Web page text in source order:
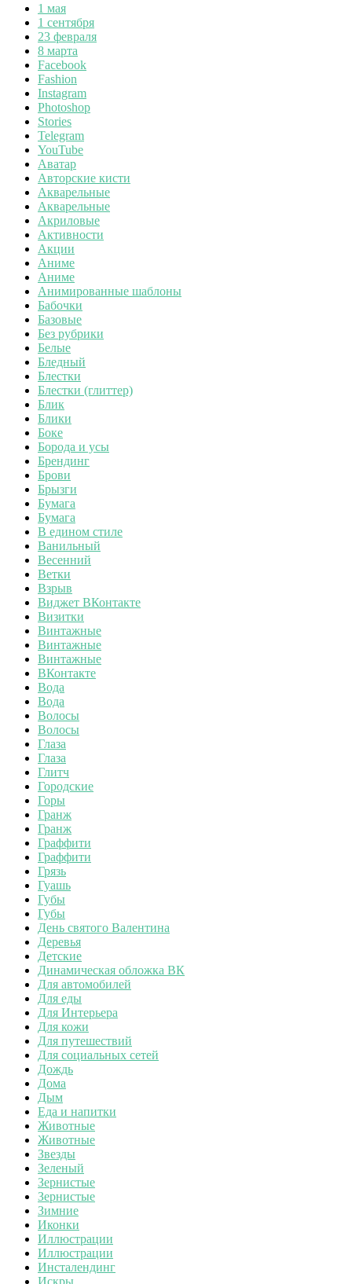
1 мая
1 сентября
23 февраля
8 марта
Facebook
Fashion
Instagram
Photoshop
Stories
Telegram
YouTube
Аватар
Авторские кисти
Акварельные
Акварельные
Акриловые
Активности
Акции
Аниме
Аниме
Анимированные шаблоны
Бабочки
Базовые
Без рубрики
Белые
Бледный
Блестки
Блестки (глиттер)
Блик
Блики
Боке
Борода и усы
Брендинг
Брови
Брызги
Бумага
Бумага
В едином стиле
Ванильный
Весенний
Ветки
Взрыв
Виджет ВКонтакте
Визитки
Винтажные
Винтажные
Винтажные
ВКонтакте
Вода
Вода
Волосы
Волосы
Глаза
Глаза
Глитч
Городские
Горы
Гранж
Гранж
Граффити
Граффити
Грязь
Гуашь
Губы
Губы
День святого Валентина
Деревья
Детские
Динамическая обложка ВК
Для автомобилей
Для еды
Для Интерьера
Для кожи
Для путешествий
Для социальных сетей
Дождь
Дома
Дым
Еда и напитки
Животные
Животные
Звезды
Зеленый
Зернистые
Зернистые
Зимние
Иконки
Иллюстрации
Иллюстрации
Инсталендинг
Искры